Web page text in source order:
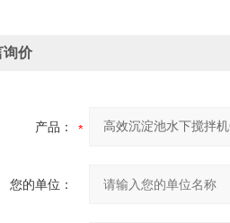
询价
产品：
您的单位：